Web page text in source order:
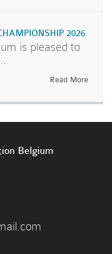
2026
is pleased to
Read More
Belgium